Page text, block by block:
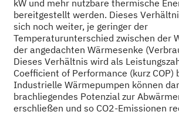
kW und mehr nutzbare thermische
bereitgestellt werden. Dieses
sich noch weiter, je geringer der
Temperaturunterschied zwischen der
der angedachten Wärmesenke
Dieses Verhältnis wird als
Coefficient of Performance (kurz COP)
Industrielle Wärmepumpen können
brachliegendes Potenzial zur
erschließen und so CO2-Emissionen